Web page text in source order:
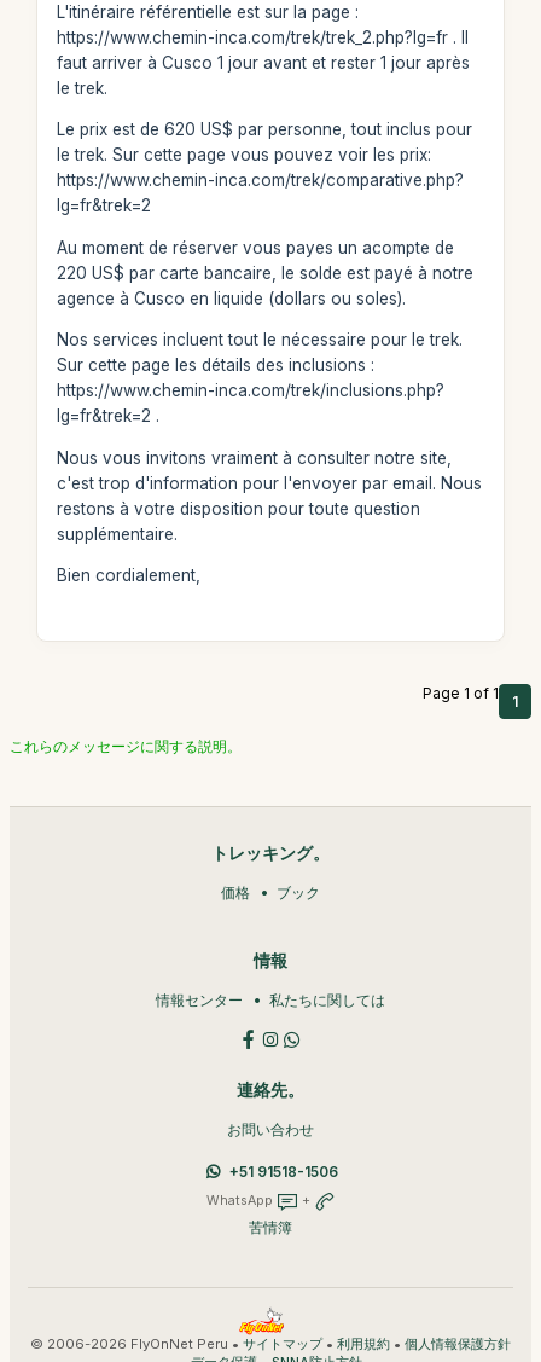
L'itinéraire référentielle est sur la page :
https://www.chemin-inca.com/trek/trek_2.php?lg=fr . Il
faut arriver à Cusco 1 jour avant et rester 1 jour après
le trek.
Le prix est de 620 US$ par personne, tout inclus pour
le trek. Sur cette page vous pouvez voir les prix:
https://www.chemin-inca.com/trek/comparative.php?
lg=fr&trek=2
Au moment de réserver vous payes un acompte de
220 US$ par carte bancaire, le solde est payé à notre
agence à Cusco en liquide (dollars ou soles).
Nos services incluent tout le nécessaire pour le trek.
Sur cette page les détails des inclusions :
https://www.chemin-inca.com/trek/inclusions.php?
lg=fr&trek=2 .
Nous vous invitons vraiment à consulter notre site,
c'est trop d'information pour l'envoyer par email. Nous
restons à votre disposition pour toute question
supplémentaire.
Bien cordialement,
Page 1 of 1 1
これらのメッセージに関する説明。
トレッキング。
価格 ブック
情報
情報センター 私たちに関しては
連絡先。
お問い合わせ
+51 91518-1506
WhatsApp +
苦情簿
© 2006-2026 FlyOnNet Peru • サイトマップ• 利用規約 • 個人情報保護方針